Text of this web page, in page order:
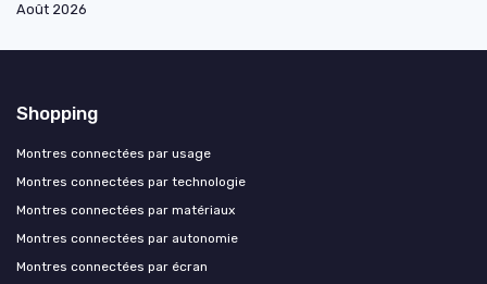
Août 2026
Shopping
Montres connectées par usage
Montres connectées par technologie
Montres connectées par matériaux
Montres connectées par autonomie
Montres connectées par écran